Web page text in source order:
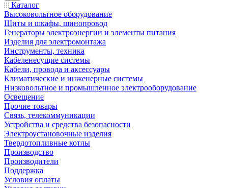
Каталог
Высоковольтное оборудование
Щиты и шкафы, шинопровод
Генераторы электроэнергии и элементы питания
Изделия для электромонтажа
Инструменты, техника
Кабеленесущие системы
Кабели, провода и аксессуары
Климатические и инженерные системы
Низковольтное и промышленное электрооборудование
Освещение
Прочие товары
Связь, телекоммуникации
Устройства и средства безопасности
Электроустановочные изделия
Твердотопливные котлы
Производство
Производители
Поддержка
Условия оплаты